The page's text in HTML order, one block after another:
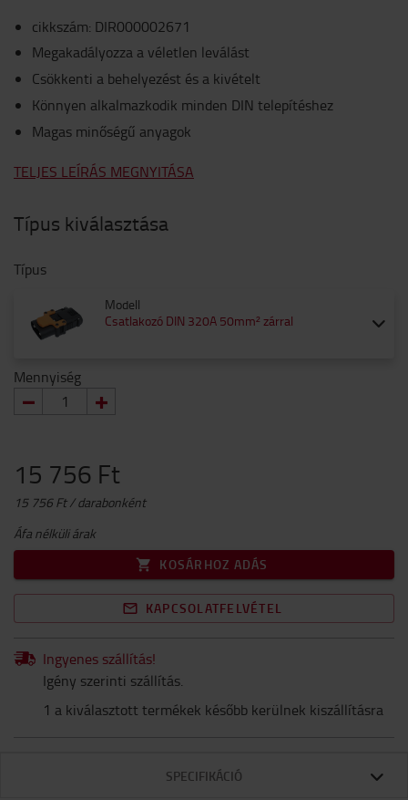
cikkszám: DIR000002671
Megakadályozza a véletlen leválást
Csökkenti a behelyezést és a kivételt
Könnyen alkalmazkodik minden DIN telepítéshez
Magas minőségű anyagok
TELJES LEÍRÁS MEGNYITÁSA
Típus kiválasztása
Típus
Modell
Csatlakozó DIN 320A 50mm² zárral
Mennyiség
15 756 Ft
15 756 Ft / darabonként
Áfa nélküli árak
KOSÁRHOZ ADÁS
KAPCSOLATFELVÉTEL
Ingyenes szállítás!
Igény szerinti szállítás.
1 a kiválasztott termékek később kerülnek kiszállításra
SPECIFIKÁCIÓ